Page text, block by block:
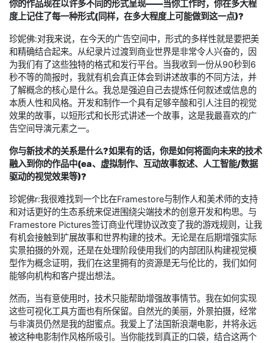
你的作品现在以许多不同的形式呈现——当你工作时，你在多大程
度上记住了每一种形式(同样，在多大程度上可能做到这一点)?
珍妮佛:对我来说，在今天的广告空间中，形式的多样性就是要把美
和精确结合起来。从纪录片过渡到商业世界是非常令人兴奋的，因
为我们有了这些独特的格式和发行平台。当我收到一份从90秒到6
秒不等的简报时，我就有机会真正体会到讲述故事的不同方法，并
了解概念的核心是什么。我总是强迫自己去提炼任何叙述或信息的
本质人性和风格。开发和制作一个具有足够辛酸和引人注目的视觉
效果的故事，以短形式和长形式讲述一个故事，这是我最喜欢的广
告空间导演元素之一。
你与新技术的关系是什么?如果有的话，你是如何将面向未来的技术
融入到你的作品中(ea、虚拟制作、互动故事叙述、人工智能/数据
驱动的视觉效果等)?
珍妮佛r:我很难找到一个比在Framestore与制作人和美术师的支持
和对话更好的生态系统来促进围绕尖端技术的创意开发和构思。与
Framestore Pictures签订商业代理协议改变了我的游戏规则，让我
有机会接触到扩展故事和世界构建的技术。无论是在后期增强实际
实景拍摄的外观，还是在处理阶段使用我们的内部团队构建视觉模
型作为概念证明，我们在这里拥有的资源是无与伦比的，我们如何
能够向机构和客户提出想法。
然而，当有意使用时，技术只能帮助增强故事情节。我在如何实现
这些可视化工具方面也有所保留。自然光的美丽，外景拍摄，经常
与非演员仍然是我的甜蜜点。我爱上了法国新浪潮电影，并将永远
被这种电影制作风格所吸引。当你能找到真正的口袋，结合这两个